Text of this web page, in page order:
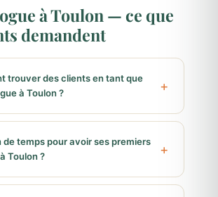
à Toulon — ce que
demandent
trouver des clients en tant que
à Toulon ?
de temps pour avoir ses premiers
Toulon ?